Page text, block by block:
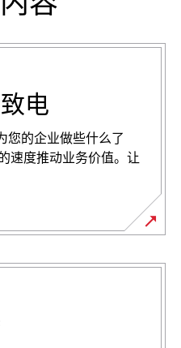
电
的企业做些什么了
速度推动业务价值。让